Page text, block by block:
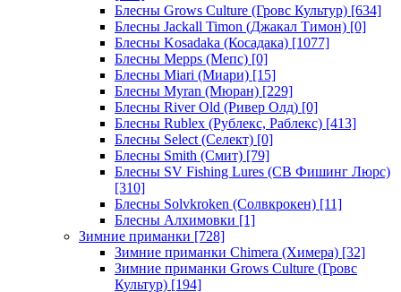
Блесны Grows Culture (Гровс Культур) [634]
Блесны Jackall Timon (Джакал Тимон) [0]
Блесны Kosadaka (Косадака) [1077]
Блесны Mepps (Мепс) [0]
Блесны Miari (Миари) [15]
Блесны Myran (Мюран) [229]
Блесны River Old (Ривер Олд) [0]
Блесны Rublex (Рублекс, Раблекс) [413]
Блесны Select (Селект) [0]
Блесны Smith (Смит) [79]
Блесны SV Fishing Lures (СВ Фишинг Люрс)
[310]
Блесны Solvkroken (Солвкрокен) [11]
Блесны Алхимовки [1]
Зимние приманки [728]
Зимние приманки Chimera (Химера) [32]
Зимние приманки Grows Culture (Гровс
Культур) [194]